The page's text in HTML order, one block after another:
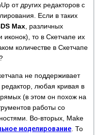
от других редакторов с
Если в таких
Max , различных
иконок), то в Скетчапе их
количестве в Скетчапе
не поддерживает
любая кривая в
(в этом он похож на
работы со
Во-вторых, Make
моделирование . То